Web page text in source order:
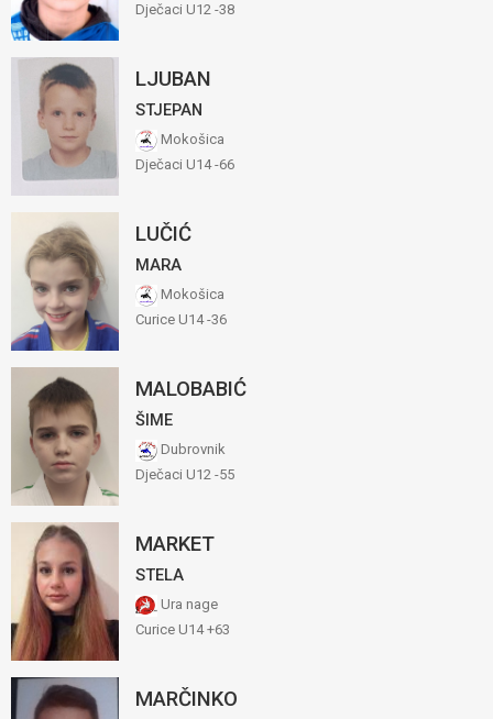
Dječaci U12 -38
LJUBAN
STJEPAN
Mokošica
Dječaci U14 -66
LUČIĆ
MARA
Mokošica
Curice U14 -36
MALOBABIĆ
ŠIME
Dubrovnik
Dječaci U12 -55
MARKET
STELA
Ura nage
Curice U14 +63
MARČINKO